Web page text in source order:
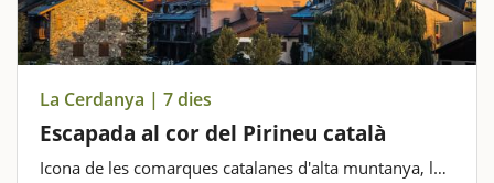
La Cerdanya | 7 dies
Escapada al cor del Pirineu català
Icona de les comarques catalanes d'alta muntanya, la